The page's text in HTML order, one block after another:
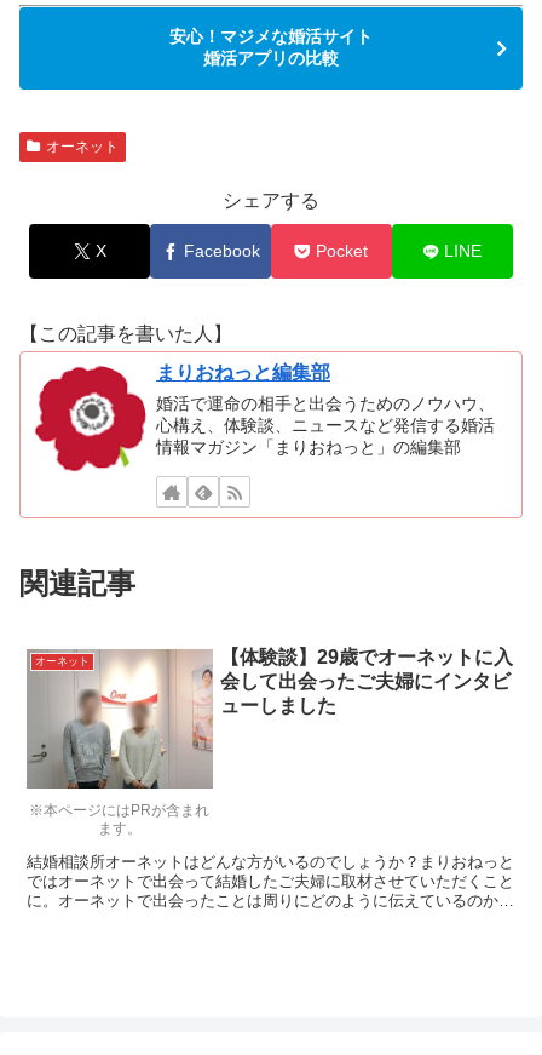
安心！マジメな婚活サイト
婚活アプリの比較
オーネット
シェアする
X Facebook Pocket LINE
【この記事を書いた人】
まりおねっと編集部
婚活で運命の相手と出会うためのノウハウ、
心構え、体験談、ニュースなど発信する婚活
情報マガジン「まりおねっと」の編集部
関連記事
※本ページにはPRが含まれ
ます。
オーネット
【体験談】29歳でオーネットに入
会して出会ったご夫婦にインタビ
ューしました
結婚相談所オーネットはどんな方がいるのでしょうか？まりおねっと
ではオーネットで出会って結婚したご夫婦に取材させていただくこと
に。オーネットで出会ったことは周りにどのように伝えているのか、